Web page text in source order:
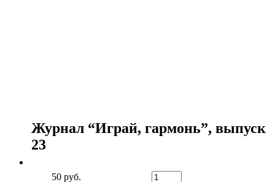
Журнал “Играй, гармонь”, выпуск
23
50 руб.